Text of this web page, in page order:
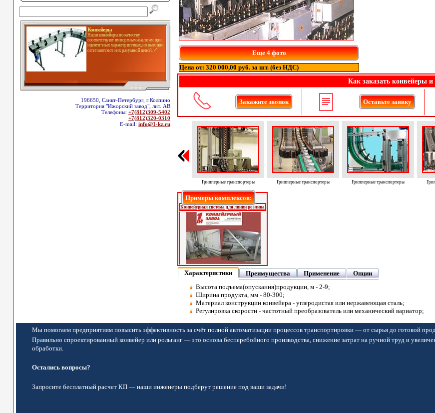
Конвейеры
Наши конвейеры по качеству
соответствуют импортным аналогам при
идентичных характеристиках, но выгодно
отличаются от них разумной ценой.
196650, Санкт-Петербург, г.Колпино
Территория "Ижорский завод", лит. АВ
Телефоны: +7(812)309-5402
+7(812)320-0310
E-mail: info@1-kz.ru
Еще 4 фото
Цена от: 320 000,00 руб. за шт. (без НДС)
Как заказать конвейеры и
Закажите звонок Оставьте заявку
Грипперные транспортеры Грипперные транспортеры Грипперные транспортеры
Примеры комплексов:
Конвейерная система для линии розлива
Характеристики Преимущества Применение
Опции
Высота подъема(опускания)продукции, м - 2-9;
Ширина продукта, мм - 80-300;
Материал конструкции конвейера - углеродистая или нержавеющая сталь;
Регулировка скорости - частотный преобразователь или механический вариатор;
Мы помогаем предприятиям повысить эффективность за счёт полной автоматизации процессов транспортировки — от сырья до готовой
Правильно спроектированный конвейер или рольганг — это основа бесперебойного производства, снижение затрат на ручной труд и
обработки.
Остались вопросы?
Запросите бесплатный расчет КП — наши инженеры подберут решение под ваши задачи!